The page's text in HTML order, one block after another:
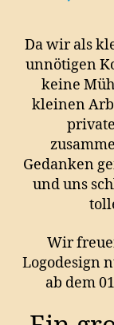
Da wir als
unnötigen
keine
kleinen
Gedanken
und uns
Wir
Logodesign
ab dem